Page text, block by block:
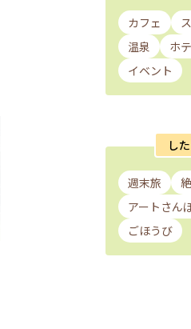
カフェ
温泉
ホ
イベント
し
週末旅
アートさん
ごほうび